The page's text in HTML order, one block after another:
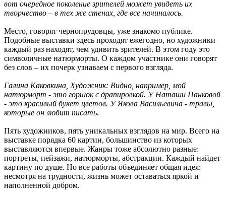
вот очередное поколение зрителей может увидеть их
творчество – в тех же стенах, где все начиналось.
Место, говорят чернопрудовцы, уже знакомо публике.
Подобные выставки здесь проходят ежегодно, но художники
каждый раз находят, чем удивить зрителей. В этом году это
символичные натюрморты. О каждом участнике они говорят
без слов – их почерк узнаваем с первого взгляда.
Галина Каковкина, Художник: Видно, например, мой
натюрморт - это горшок с драпировкой. У Наташи Панковой
- это красивый букет цветов. У Якова Васильевича - травы,
которые он любит писать.
Пять художников, пять уникальных взглядов на мир. Всего на
выставке порядка 60 картин, большинство из которых
выставляются впервые. Жанры тоже абсолютно разные:
портреты, пейзажи, натюрморты, абстракции. Каждый найдет
картину по душе. Но все работы объединяет общая идея:
несмотря на трудности, жизнь может оставаться яркой и
наполненной добром.